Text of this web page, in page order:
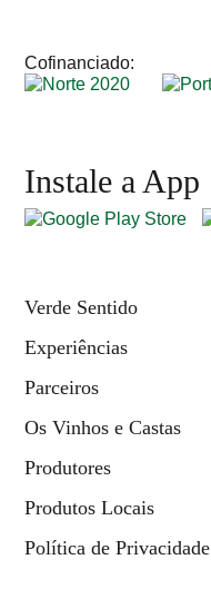
Cofinanciado:
Instale a App
Verde Sentido
Experiências
Parceiros
Os Vinhos e Castas
Produtores
Produtos Locais
Política de Privacidade